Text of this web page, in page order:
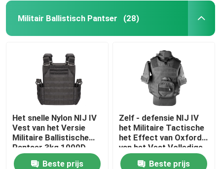
Militair Ballistisch Pantser (28)
Het snelle Nylon NIJ IV
Vest van het Versie
Militaire Ballistische
Pantser 3kg 1000D
Beste prijs
Zelf - defensie NIJ IV
het Militaire Tactische
het Effect van Oxford
van het Vest Volledige
Lichaam Beschermen
Beste prijs